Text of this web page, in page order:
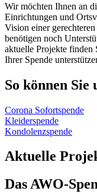
Wir möchten Ihnen an
Einrichtungen und
Vision einer
benötigen noch
aktuelle Projekte finden
Ihrer Spende
So können Sie
Corona Sofortspende
Kleiderspende
Kondolenzspende
Aktuelle
Das AWO-